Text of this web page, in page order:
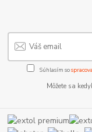
Súhlasím so
Môžete sa